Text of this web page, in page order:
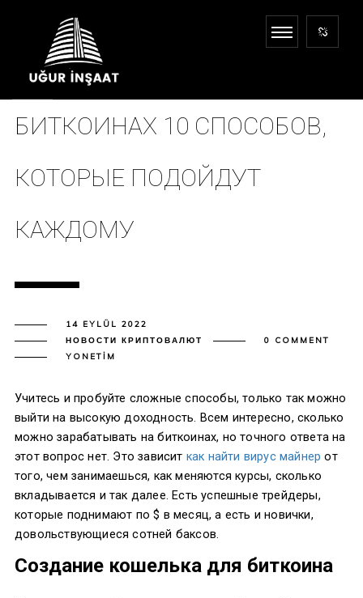
КАК ЗАРАБОТАТЬ НА
БИТКОИНАХ 10 СПОСОБОВ,
КОТОРЫЕ ПОДОЙДУТ
КАЖДОМУ
14 EYLÜL 2022
НОВОСТИ КРИПТОВАЛЮТ
0 COMMENT
YONETIM
Учитесь и пробуйте сложные способы, только так можно
выйти на высокую доходность. Всем интересно, сколько
можно зарабатывать на биткоинах, но точного ответа на
этот вопрос нет. Это зависит как найти вирус майнер от
того, чем занимаешься, как меняются курсы, сколько
вкладывается и так далее. Есть успешные трейдеры,
которые поднимают по $ в месяц, а есть и новички,
довольствующиеся сотней баксов.
Создание кошелька для биткоина